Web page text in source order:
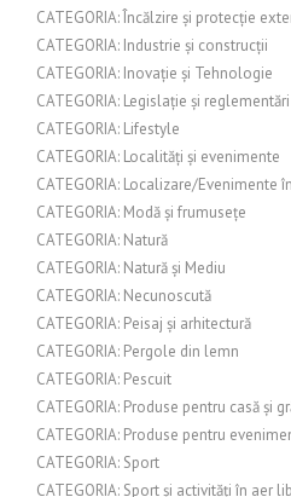
CATEGORIA: Încălzire și protecție
CATEGORIA: Industrie și construcții
CATEGORIA: Inovație și Tehnologie
CATEGORIA: Legislație și
CATEGORIA: Lifestyle
CATEGORIA: Localități și evenimente
CATEGORIA: Localizare/Evenimente
CATEGORIA: Modă și frumusețe
CATEGORIA: Natură
CATEGORIA: Natură și Mediu
CATEGORIA: Necunoscută
CATEGORIA: Peisaj și arhitectură
CATEGORIA: Pergole din lemn
CATEGORIA: Pescuit
CATEGORIA: Produse pentru casă și
CATEGORIA: Produse pentru
CATEGORIA: Sport
CATEGORIA: Sport și activități în aer